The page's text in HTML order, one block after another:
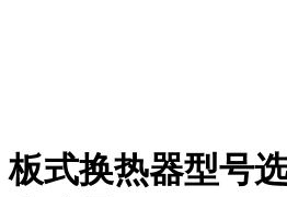
板式换热器型号